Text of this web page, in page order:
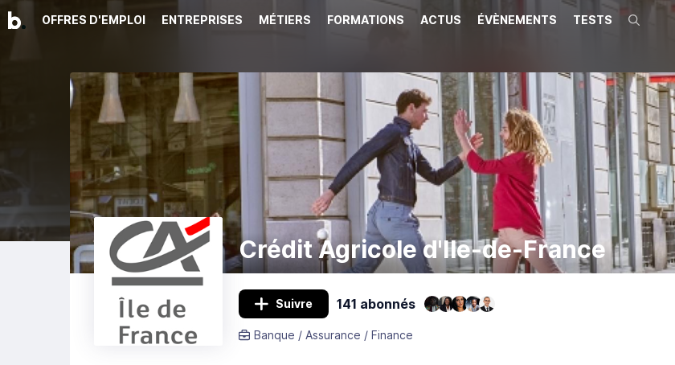
OFFRES D'EMPLOI ENTREPRISES MÉTIERS FORMATIONS ACTUS ÉVÈNEMENTS TESTS
Crédit Agricole d'Ile-de-France
Suivre 141 abonnés
Banque / Assurance / Finance